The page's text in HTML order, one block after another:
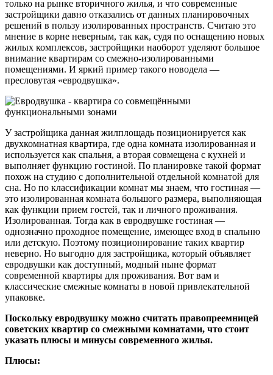
только на рынке вторичного жилья, и что современные
застройщики давно отказались от данных планировочных
решений в пользу изолированных пространств. Считаю это
мнение в корне неверным, так как, судя по оснащению новых
жилых комплексов, застройщики наоборот уделяют большое
внимание квартирам со смежно-изолированными
помещениями. И яркий пример такого новодела —
пресловутая «евродвушка».
У застройщика данная жилплощадь позиционируется как
двухкомнатная квартира, где одна комната изолированная и
используется как спальня, а вторая совмещена с кухней и
выполняет функцию гостиной. По планировке такой формат
похож на студию с дополнительной отдельной комнатой для
сна. Но по классификации комнат мы знаем, что гостиная —
это изолированная комната большого размера, выполняющая
как функции прием гостей, так и личного проживания.
Изолированная. Тогда как в евродвушке гостиная —
однозначно проходное помещение, имеющее вход в спальню
или детскую. Поэтому позиционирование таких квартир
неверно. Но выгодно для застройщика, который объявляет
евродвушки как доступный, модный ныне формат
современной квартиры для проживания. Вот вам и
классические смежные комнаты в новой привлекательной
упаковке.
Поскольку евродвушку можно считать правопреемницей
советских квартир со смежными комнатами, что стоит
указать плюсы и минусы современного жилья.
Плюсы: